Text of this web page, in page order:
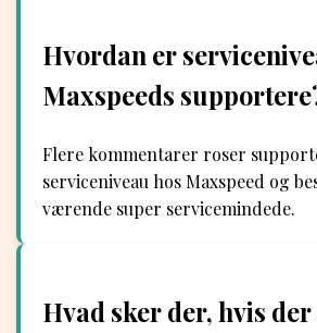
Hvordan er
Maxspeeds
Flere kommentarer roser
serviceniveau hos Maxspeed og
værende super servicemindede.
Hvad sker der, hvis